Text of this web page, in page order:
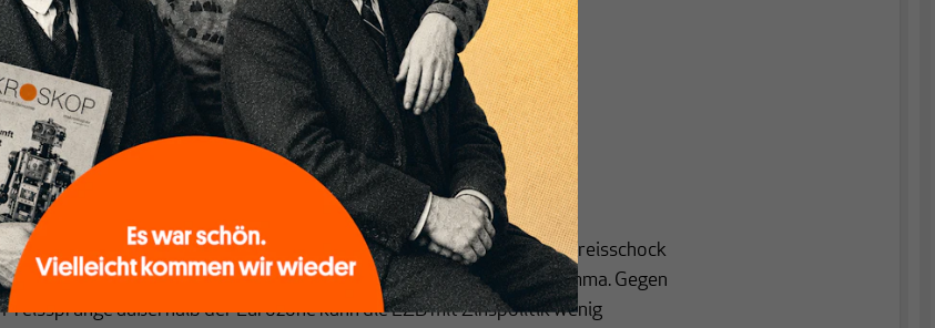
Da die aktuellen Inflationsraten primär durch einen externen Energiepreisschock
infolge des Iran-Kriegs getrieben ist, gerät die Zentralbank in ein Dilemma. Gegen
Preissprünge außerhalb der Eurozone kann die EZB mit Zinspolitik wenig